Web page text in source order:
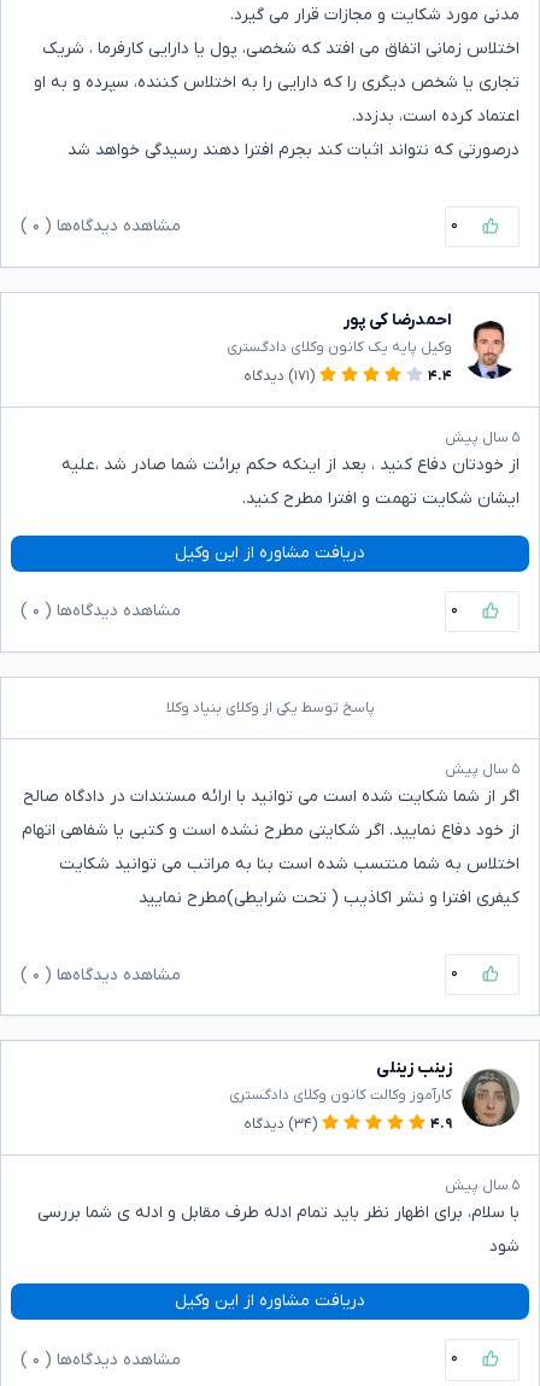
مدنی مورد شکایت و مجازات قرار می گیرد.
اختلاس زمانی اتفاق می افتد که شخصی، پول یا دارایی کارفرما ، شریک
تجاری یا شخص دیگری را که دارایی را به اختلاس کننده، سپرده و به او
اعتماد کرده است، بدزدد.
درصورتی که نتواند اثبات کند بجرم افترا دهند رسیدگی خواهد شد
۰ مشاهده دیدگاه‌ها ( ۰
احمدرضا کی پور
وکیل پایه یک کانون وکلای دادگستری
۴.۴
(۱۷۱) دیدگاه
۵ سال پیش
از خودتان دفاع کنید ، بعد از اینکه حکم برائت شما صادر شد ،علیه
ایشان شکایت تهمت و افترا مطرح کنید.
دریافت مشاوره از این وکیل
۰ مشاهده دیدگاه‌ها ( ۰
پاسخ توسط یکی از وکلای بنیاد وکلا
۵ سال پیش
اگر از شما شکایت شده است می توانید با ارائه مستندات در دادگاه صالح
از خود دفاع نمایید. اگر شکایتی مطرح نشده است و کتبی یا شفاهی اتهام
اختلاس به شما منتسب شده است بنا به مراتب می توانید شکایت
کیفری افترا و نشر اکاذیب ( تحت شرایطی)مطرح نمایید
۰ مشاهده دیدگاه‌ها ( ۰
زینب زینلی
کارآموز وکالت کانون وکلای دادگستری
۴.۹
(۳۴) دیدگاه
۵ سال پیش
با سلام، برای اظهار نظر باید تمام ادله طرف مقابل و ادله ی شما بررسی
شود
دریافت مشاوره از این وکیل
۰ مشاهده دیدگاه‌ها ( ۰